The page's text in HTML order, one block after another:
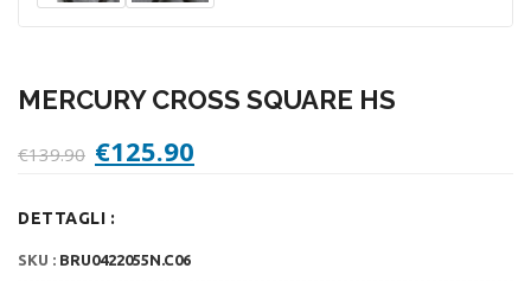
MERCURY CROSS SQUARE HS
€139.90 Il
prezzo
era:
€139.90.
€125.90
prezzo
DETTAGLI :
SKU : BRU0422055N.C06